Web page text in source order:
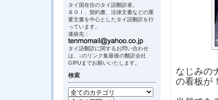
なじみの
の看板が
タイ国在住のタイ語翻訳者。
ＢＯＩ、契約書、法律文書などの重
要文書を中心としたタイ語翻訳を行
っています。
連絡先：
タイ語翻訳に関するお問い合わせ
は、↓のリンク集最後の翻訳会社
GIPUまでお願いいたします。
検索